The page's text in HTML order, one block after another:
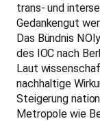
trans- und
Gedankengut
Das Bündnis
des IOC nach
Laut
nachhaltige
Steigerung
Metropole wie